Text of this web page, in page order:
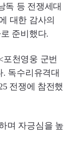
독 등 전쟁세대
대한 감사의
준비했다.
포천영웅 군번
독수리유격대
전쟁에 참전했
며 자긍심을 높